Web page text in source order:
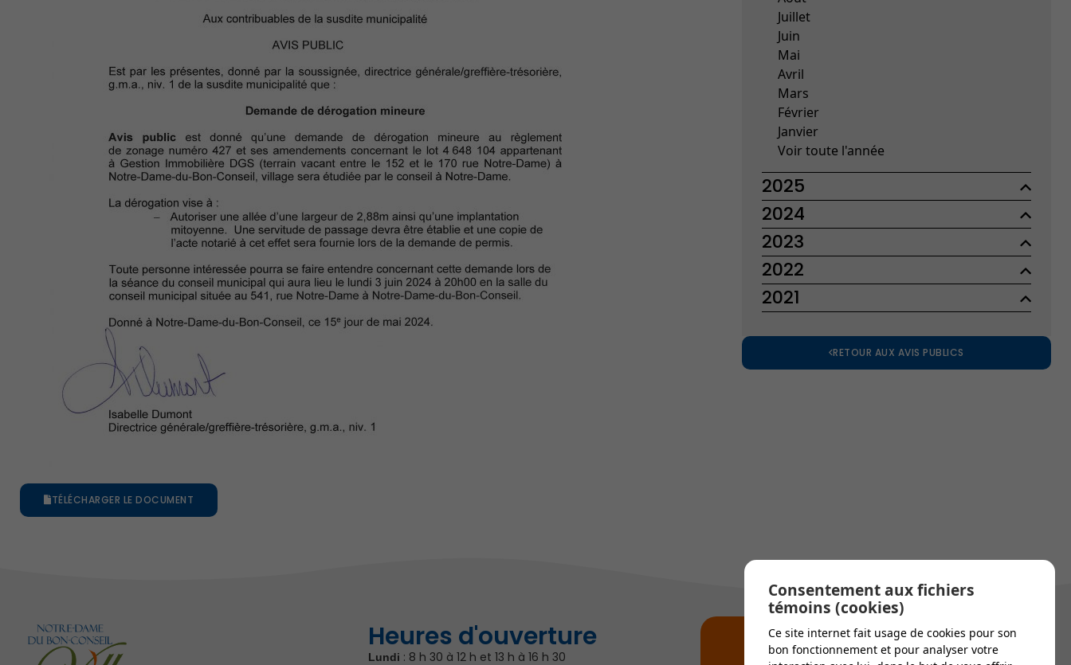
TÉLÉCHARGER LE DOCUMENT
Juillet
Juin
Mai
Avril
Mars
Février
Janvier
Voir toute l'année
2025
2024
2023
2022
2021
RETOUR AUX AVIS PUBLICS
Heures d'ouverture
Lundi : 8 h 30 à 12 h et 13 h à 16 h 30
Consentement aux fichiers
témoins (cookies)
Ce site internet fait usage de cookies pour son
bon fonctionnement et pour analyser votre